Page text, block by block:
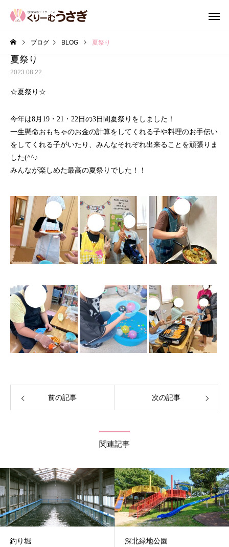
ブログ BLOG 夏祭り
夏祭り
2023.08.22
☆夏祭り☆
今年は8月19・21・22日の3日間夏祭りをしました！
一生懸命おもちゃのお金の計算をしてくれる子や料理のお手伝い
をしてくれる子がいたり、みんなそれぞれ出来ることを頑張りま
した(^^♪
みんなが楽しめた最高の夏祭りでした！！
前の記事 次の記事
関連記事
釣り堀 深北緑地公園